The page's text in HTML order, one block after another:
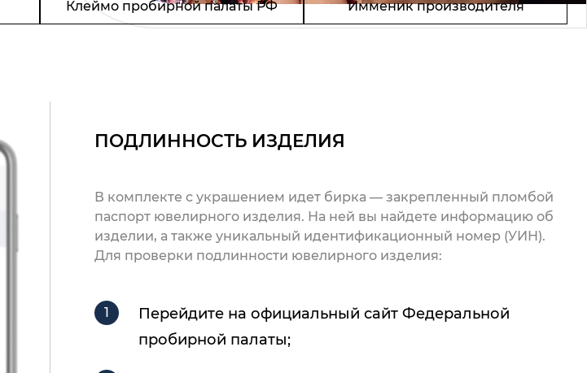
Клеймо пробирной палаты РФ Имменик производителя
ПОДЛИННОСТЬ ИЗДЕЛИЯ
В комплекте с украшением идет бирка — закрепленный пломбой
паспорт ювелирного изделия. На ней вы найдете информацию об
изделии, а также уникальный идентификационный номер (УИН).
Для проверки подлинности ювелирного изделия:
Перейдите на официальный сайт Федеральной
пробирной палаты;